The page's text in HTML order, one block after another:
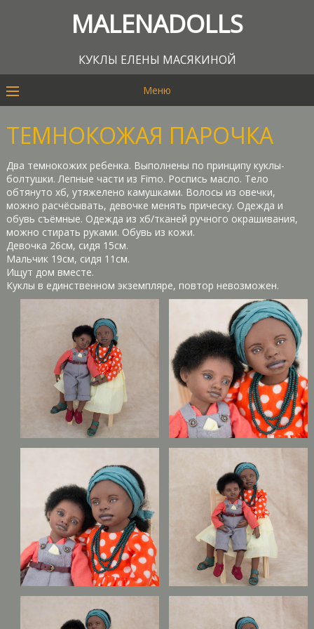
MALENADOLLS
КУКЛЫ ЕЛЕНЫ МАСЯКИНОЙ
Меню
ТЕМНОКОЖАЯ ПАРОЧКА
Два темнокожих ребенка. Выполнены по принципу куклы-
болтушки. Лепные части из Fimo. Роспись масло. Тело
обтянуто хб, утяжелено камушками. Волосы из овечки,
можно расчёсывать, девочке менять прическу. Одежда и
обувь съёмные. Одежда из хб/тканей ручного окрашивания,
можно стирать руками. Обувь из кожи.
Девочка 26см, сидя 15см.
Мальчик 19см, сидя 11см.
Ищут дом вместе.
Куклы в единственном экземпляре, повтор невозможен.